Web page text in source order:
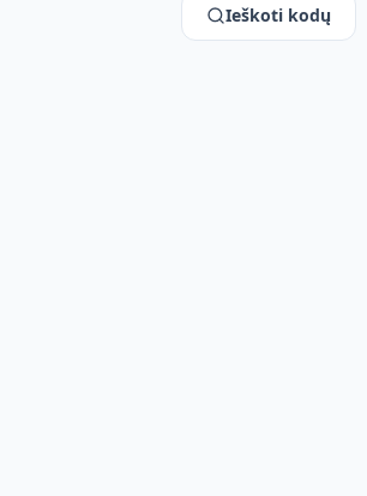
Ieškoti kodų